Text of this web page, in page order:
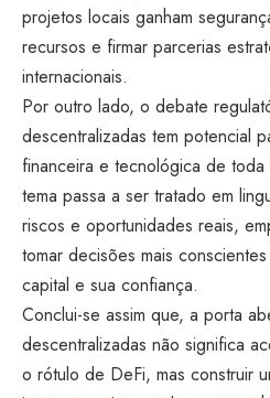
projetos locais ganham
recursos e firmar parcerias
internacionais.
Por outro lado, o debate
descentralizadas tem potencial
financeira e tecnológica de
tema passa a ser tratado em
riscos e oportunidades reais,
tomar decisões mais
capital e sua confiança.
Conclui-se assim que, a porta
descentralizadas não significa
o rótulo de DeFi, mas construir